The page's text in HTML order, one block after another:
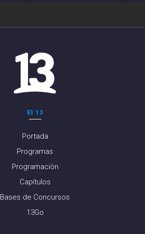
El 13
Portada
Programas
Programación
Capítulos
Bases de Concursos
13Go